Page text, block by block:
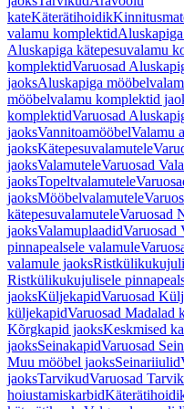
kateKäterätihoidik
valamu komplektid
Aluskapiga kätepesuvalamu
komplektidVaruosad
jaoksAluskapiga
mööbelvalamu komplektid
komplektidVaruosad
jaoksVannitoamööbelValamu
jaoksKätepesuvalamutele
jaoksValamuteleVaruosad
jaoksTopeltvalamutele
jaoksMööbelvalamutele
kätepesuvalamuteleVaruosad
jaoksValamuplaadidVaruosad
pinnapealsele valamule
valamule jaoks
Ristkülikukujulisele
jaoksKüljekapidVaruosad
küljekapidVaruosad Madalad
Kõrgkapid jaoksKeskmised
jaoksSeinakapidVaruosad
Muu mööbel jaoksSeinariiulid
jaoksTarvikudVaruosad
hoiustamiskarbid